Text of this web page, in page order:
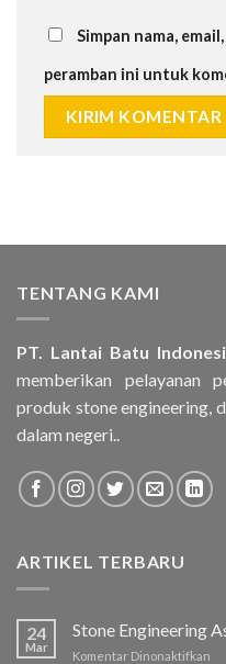
Simpan nama,
peramban ini untuk
TENTANG KAMI
PT. Lantai Batu
memberikan pelayanan
produk stone engineering,
dalam negeri..
ARTIKEL TERBARU
24
Mar
Stone Engineering
Komentar Dinonaktifkan